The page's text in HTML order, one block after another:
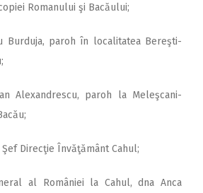
Romanului şi Bacăului;
Burduja, paroh în localitatea Bereşti-
Alexandrescu, paroh la Meleşcani-
Direcţie Învăţământ Cahul;
al României la Cahul, dna Anca